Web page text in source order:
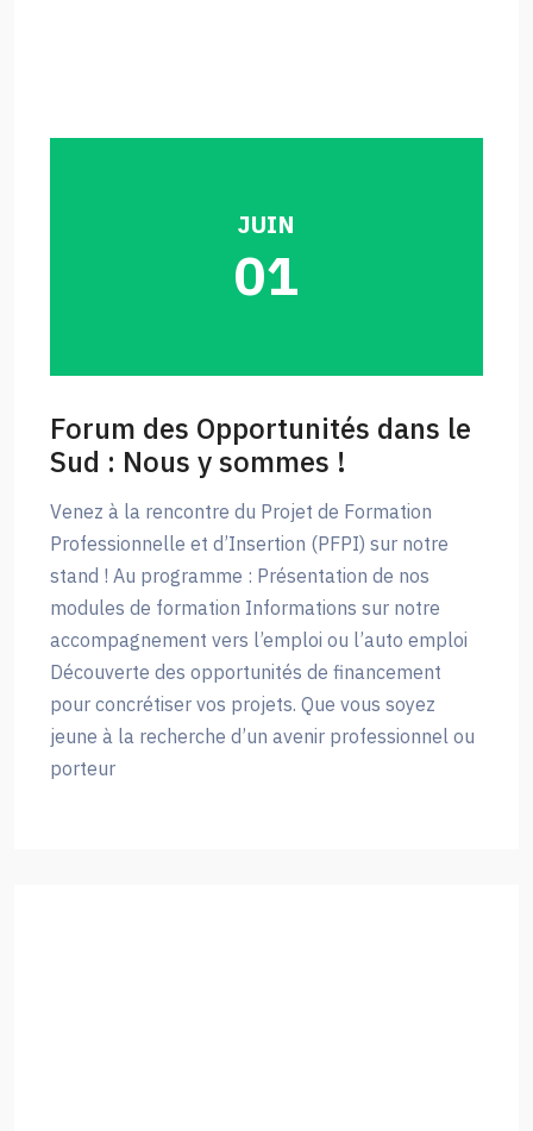
JUIN
01
Forum des Opportunités dans le
Sud : Nous y sommes !
Venez à la rencontre du Projet de Formation
Professionnelle et d’Insertion (PFPI) sur notre
stand ! Au programme : Présentation de nos
modules de formation Informations sur notre
accompagnement vers l’emploi ou l’auto emploi
Découverte des opportunités de financement
pour concrétiser vos projets. Que vous soyez
jeune à la recherche d’un avenir professionnel ou
porteur